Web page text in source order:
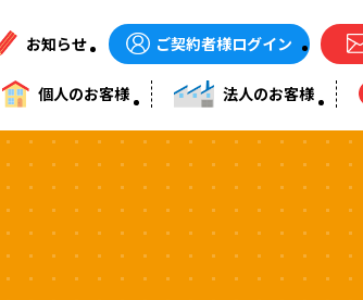
個人のお客様 法人のお客様
お知らせ ご契約者様ログイン